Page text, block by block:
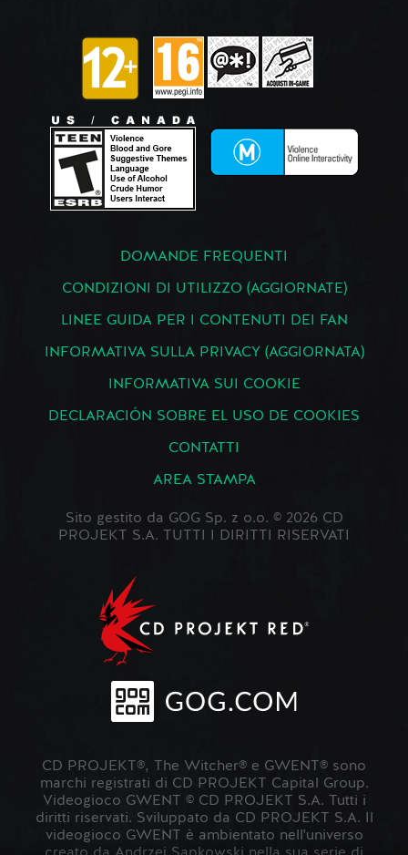
DOMANDE FREQUENTI
CONDIZIONI DI UTILIZZO (AGGIORNATE)
LINEE GUIDA PER I CONTENUTI DEI FAN
INFORMATIVA SULLA PRIVACY (AGGIORNATA)
INFORMATIVA SUI COOKIE
DECLARACIÓN SOBRE EL USO DE COOKIES
CONTATTI
AREA STAMPA
Sito gestito da GOG Sp. z o.o. © 2026 CD
PROJEKT S.A. TUTTI I DIRITTI RISERVATI
CD PROJEKT®, The Witcher® e GWENT® sono
marchi registrati di CD PROJEKT Capital Group.
Videogioco GWENT © CD PROJEKT S.A. Tutti i
diritti riservati. Sviluppato da CD PROJEKT S.A. Il
videogioco GWENT è ambientato nell'universo